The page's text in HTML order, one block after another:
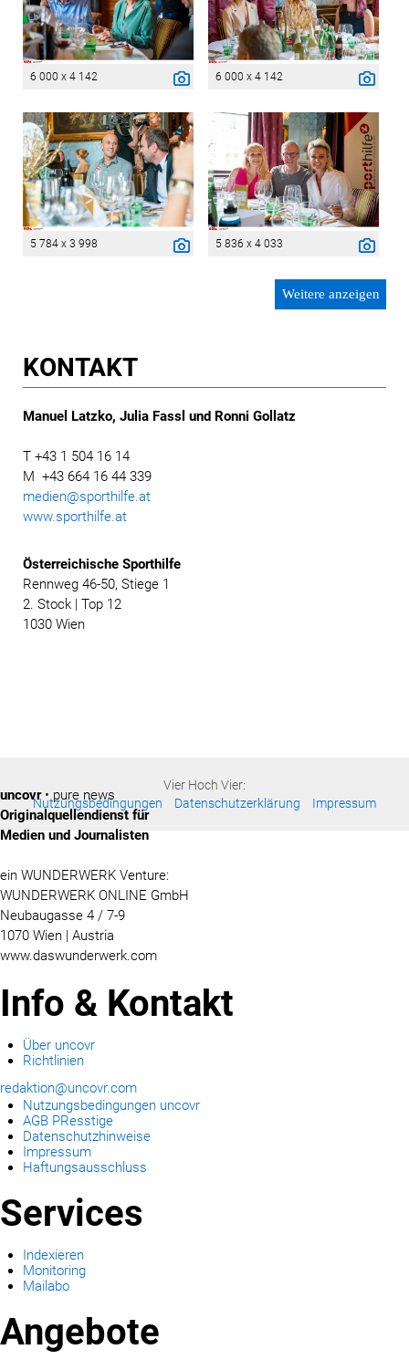
6 000 x 4 142 6 000 x 4 142
5 784 x 3 998 5 836 x 4 033
Weitere anzeigen
KONTAKT
Manuel Latzko, Julia Fassl und Ronni Gollatz
T +43 1 504 16 14
M +43 664 16 44 339
medien@sporthilfe.at
www.sporthilfe.at
Österreichische Sporthilfe
Rennweg 46-50, Stiege 1
2. Stock | Top 12
1030 Wien
Vier Hoch Vier:
Nutzungsbedingungen
Datenschutzerklärung Impressum
uncovr• pure news
Originalquellendienst für
Medien und Journalisten
ein WUNDERWERK Venture:
WUNDERWERK ONLINE GmbH
Neubaugasse 4 / 7-9
1070 Wien | Austria
www.daswunderwerk.com
Info & Kontakt
Über uncovr
Richtlinien
redaktion@uncovr.com
Nutzungsbedingungen uncovr
AGB PResstige
Datenschutzhinweise
Impressum
Haftungsausschluss
Services
Indexieren
Monitoring
Mailabo
Angebote